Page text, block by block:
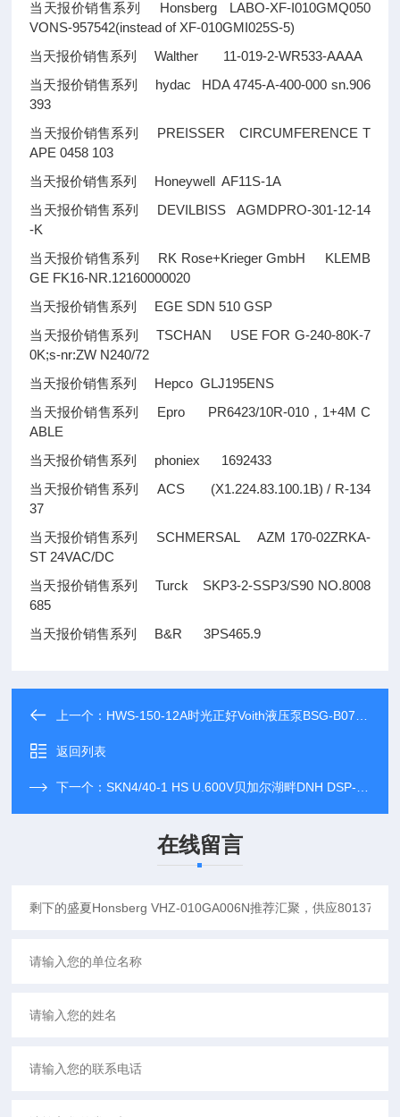
当天报价销售系列 Honsberg LABO-XF-I010GMQ050
VONS-957542(instead of XF-010GMI025S-5)
当天报价销售系列 Walther 11-019-2-WR533-AAAA
当天报价销售系列 hydac HDA 4745-A-400-000 sn.906
393
当天报价销售系列 PREISSER CIRCUMFERENCE T
APE 0458 103
当天报价销售系列 Honeywell AF11S-1A
当天报价销售系列 DEVILBISS AGMDPRO-301-12-14
-K
当天报价销售系列 RK Rose+Krieger GmbH KLEMB
GE FK16-NR.12160000020
当天报价销售系列 EGE SDN 510 GSP
当天报价销售系列 TSCHAN USE FOR G-240-80K-7
0K;s-nr:ZW N240/72
当天报价销售系列 Hepco GLJ195ENS
当天报价销售系列 Epro PR6423/10R-010，1+4M C
ABLE
当天报价销售系列 phoniex 1692433
当天报价销售系列 ACS (X1.224.83.100.1B) / R-134
37
当天报价销售系列 SCHMERSAL AZM 170-02ZRKA-
ST 24VAC/DC
当天报价销售系列 Turck SKP3-2-SSP3/S90 NO.8008
685
当天报价销售系列 B&R 3PS465.9
上一个： HWS-150-12A时光正好Voith液压泵BSG-B07113推荐汇聚，供应6.4212.0
返回列表
下一个：SKN4/40-1 HS U.600V贝加尔湖畔DNH DSP-15EExmNT推荐汇聚，供应9061-0264
在线留言